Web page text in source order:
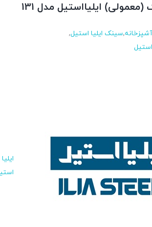
ایلیااستیل مدل 131
,سینک ایلیا استیل,
ایلیا